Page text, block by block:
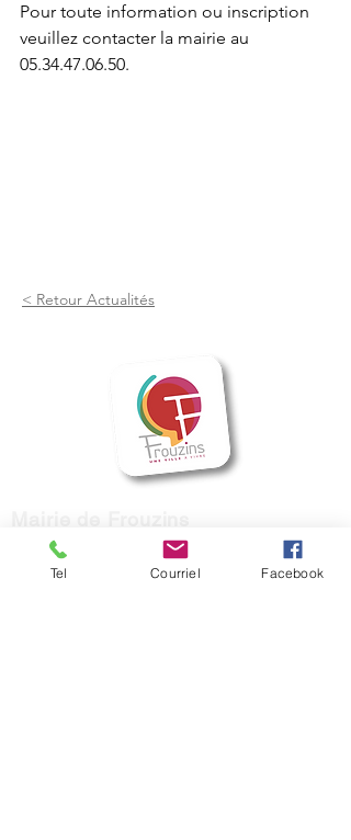
Pour toute information ou inscription
veuillez contacter la mairie au
05.34.47.06.50.
< Retour Actualités
1, place de l'Hôtel de Ville - 31270
Frouzins
Tel Courriel Facebook